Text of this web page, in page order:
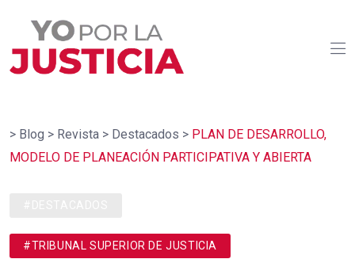
> Blog > Revista > Destacados > PLAN DE DESARROLLO,
MODELO DE PLANEACIÓN PARTICIPATIVA Y ABIERTA
#TRIBUNAL SUPERIOR DE JUSTICIA